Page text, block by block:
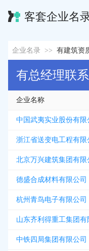
客套企业名
企业名录 >> 有建筑资
有总经理联
企业名称
中国武夷实业股份有限
浙江省送变电工程有限
北京万兴建筑集团有限
德盛合成材料有限公司
杭州青鸟电子有限公司
山东齐利得重工集团有
中铁四局集团有限公司